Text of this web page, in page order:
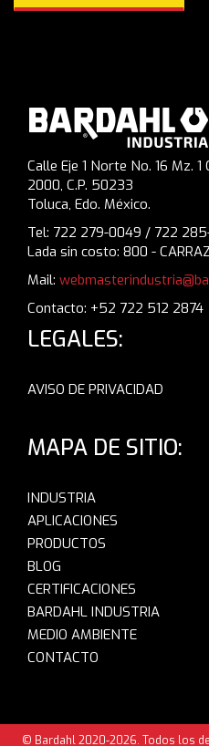
Calle Eje 1 Norte No. 16 Mz.
2000, C.P. 50233
Toluca, Edo. México.
Tel: 722 279-0049 / 722
Lada sin costo: 800 -
Mail:
Contacto: +52 722 512 2874
LEGALES:
AVISO DE PRIVACIDAD
MAPA DE SITIO:
INDUSTRIA
APLICACIONES
PRODUCTOS
BLOG
CERTIFICACIONES
BARDAHL INDUSTRIA
MEDIO AMBIENTE
CONTACTO
© Bardahl 2020-2026. Todos los